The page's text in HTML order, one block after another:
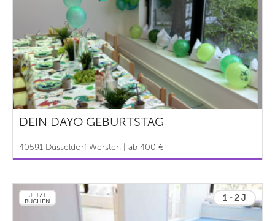
DEIN DAYO GEBURTSTAG
40591 Düsseldorf Wersten | ab 400 €
JETZT
BUCHEN
1 - 2 J